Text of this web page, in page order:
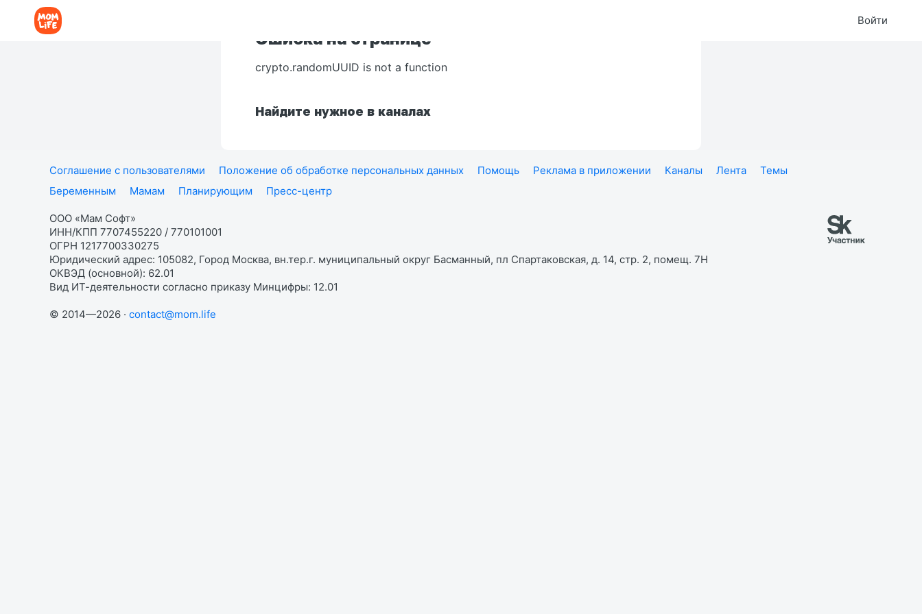
Войти
Ошибка на странице
crypto.randomUUID is not a function
Найдите нужное в каналах
Соглашение с пользователями Положение об обработке персональных данных Помощь Реклама в приложении Каналы Лента
Темы
Беременным
Мамам Планирующим Пресс-центр
ООО «Мам Софт»
ИНН/КПП 7707455220 / 770101001
ОГРН 1217700330275
Юридический адрес: 105082, Город Москва, вн.тер.г. муниципальный округ Басманный, пл Спартаковская, д. 14, стр. 2, помещ. 7Н
ОКВЭД (основной): 62.01
Вид ИТ-деятельности согласно приказу Минцифры: 12.01
© 2014—2026 · contact@mom.life